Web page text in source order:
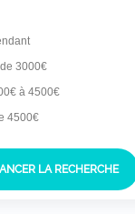
3000€
à 4500€
4500€
LANCER LA RECHERCHE